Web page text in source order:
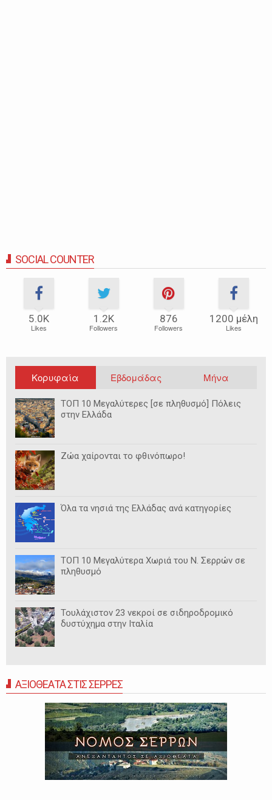
SOCIAL COUNTER
5.0Κ
Likes
1.2Κ
Followers
876
Followers
1200 μέλη
Likes
Κορυφαία Εβδομάδας Μήνα
ΤΟΠ 10 Μεγαλύτερες [σε πληθυσμό] Πόλεις
στην Ελλάδα
Ζώα χαίρονται το φθινόπωρο!
Όλα τα νησιά της Ελλάδας ανά κατηγορίες
ΤΟΠ 10 Μεγαλύτερα Χωριά του Ν. Σερρών σε
πληθυσμό
Τουλάχιστον 23 νεκροί σε σιδηροδρομικό
δυστύχημα στην Ιταλία
ΑΞΙΟΘΕΑΤΑ ΣΤΙΣ ΣΕΡΡΕΣ